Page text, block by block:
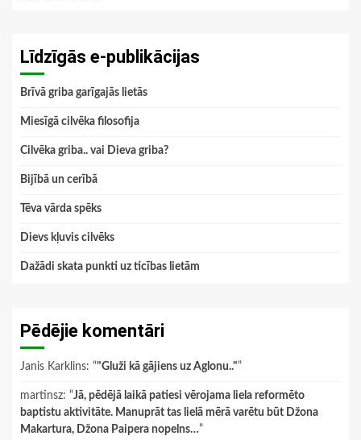
Līdzīgās e-publikācijas
Brīvā griba garīgajās lietās
Miesīgā cilvēka filosofija
Cilvēka griba.. vai Dieva griba?
Bijībā un cerībā
Tēva vārda spēks
Dievs kļuvis cilvēks
Dažādi skata punkti uz ticības lietām
Pēdējie komentāri
Janis Karklins: “"Gluži kā gājiens uz Aglonu.."”
martinsz: “Jā, pēdējā laikā patiesi vērojama liela reformēto
baptistu aktivitāte. Manuprāt tas lielā mērā varētu būt Džona
Makartura, Džona Paipera nopelns…”